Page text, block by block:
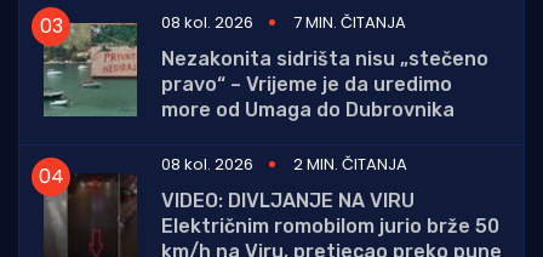
08 kol. 2026
7 MIN. ČITANJA
Nezakonita sidrišta nisu „stečeno
pravo“ – Vrijeme je da uredimo
more od Umaga do Dubrovnika
08 kol. 2026
2 MIN. ČITANJA
VIDEO: DIVLJANJE NA VIRU
Električnim romobilom jurio brže 50
km/h na Viru, pretjecao preko pune